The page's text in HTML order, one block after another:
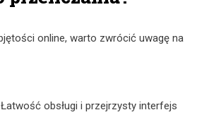
online, warto zwrócić uwagę na
Łatwość obsługi i przejrzysty interfejs